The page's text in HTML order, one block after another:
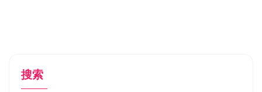
搜索